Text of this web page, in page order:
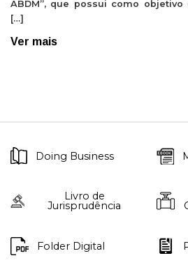
ABDM”, que possui como
[…]
Ver mais
Doing Business
Livro de
Jurisprudência
Folder Digital